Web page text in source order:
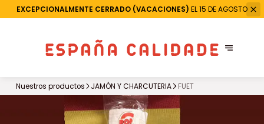
EXCEPCIONALMENTE CERRADO (VACACIONES) EL 15 DE AGOSTO
Nuestros productos JAMÓN Y CHARCUTERIA FUET